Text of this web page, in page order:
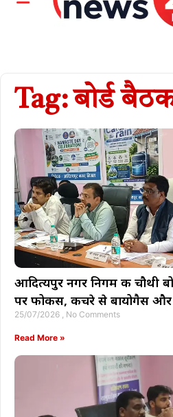
Tag: बोर्ड
आदित्यपुर नगर निगम की चौथी
पर फोकस, कचरे से बायोगैस और
25/07/2026 No Comments
Read More »